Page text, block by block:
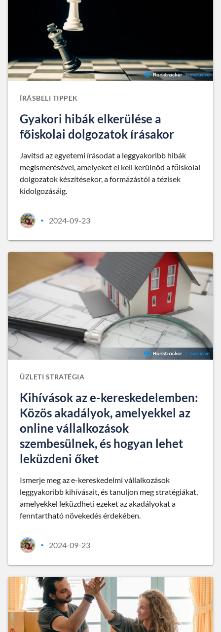
ÍRÁSBELI TIPPEK
Gyakori hibák elkerülése a
főiskolai dolgozatok írásakor
Javítsd az egyetemi írásodat a leggyakoribb hibák
megismerésével, amelyeket el kell kerülnöd a főiskolai
dolgozatok készítésekor, a formázástól a tézisek
kidolgozásáig.
• 2024-09-23
ÜZLETI STRATÉGIA
Kihívások az e-kereskedelemben:
Közös akadályok, amelyekkel az
online vállalkozások
szembesülnek, és hogyan lehet
leküzdeni őket
Ismerje meg az e-kereskedelmi vállalkozások
leggyakoribb kihívásait, és tanuljon meg stratégiákat,
amelyekkel leküzdheti ezeket az akadályokat a
fenntartható növekedés érdekében.
• 2024-09-23